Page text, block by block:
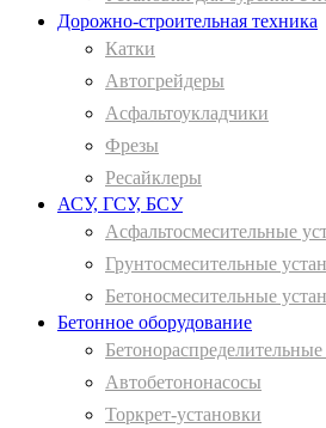
Дорожно-строительная техника
Катки
Автогрейдеры
Асфальтоукладчики
Фрезы
Ресайклеры
АСУ, ГСУ, БСУ
Асфальтосмесительные
Грунтосмесительные
Бетоносмесительные
Бетонное оборудование
Автобетононасосы
Торкрет-установки